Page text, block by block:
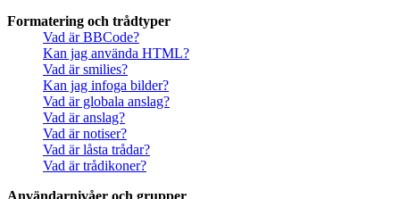
Formatering och trådtyper
Vad är BBCode?
Kan jag använda HTML?
Vad är smilies?
Kan jag infoga bilder?
Vad är globala anslag?
Vad är anslag?
Vad är notiser?
Vad är låsta trådar?
Vad är trådikoner?